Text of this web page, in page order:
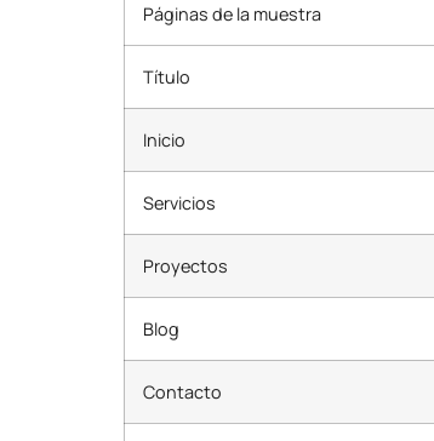
Páginas de la muestra
Título
Inicio
Servicios
Proyectos
Blog
Contacto